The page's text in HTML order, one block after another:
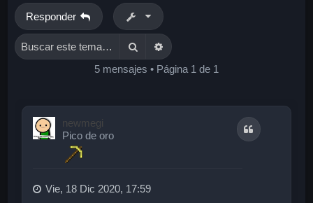
Responder
BuscarBúsqueda avanzada
5 mensajes • Página 1 de 1
newmegi
Pico de oro
Citar
Vie, 18 Dic 2020, 17:59